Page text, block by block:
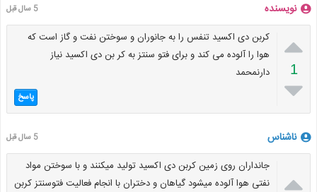
نویسنده 5 سال قبل

1

کربن دی اکسید تنفس را به جانوران و سوختن نفت و گاز است که
هوا را آلوده می کند و برای فتو سنتز به کر بن دی اکسید نیاز
دارنمحمد
پاسخ
ناشناس 5 سال قبل

جانداران روی زمین کربن دی اکسید تولید میکنند و با سوختن مواد
نفتی هوا آلوده میشود گیاهان و دختران با انجام فعالیت فتوسنتز کربن